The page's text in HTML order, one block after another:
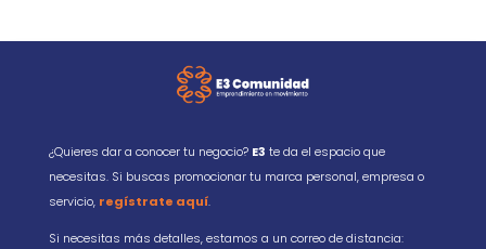
¿Quieres dar a conocer tu negocio? E3 te da el espacio que
necesitas. Si buscas promocionar tu marca personal, empresa o
servicio, regístrate aquí.
Si necesitas más detalles, estamos a un correo de distancia: